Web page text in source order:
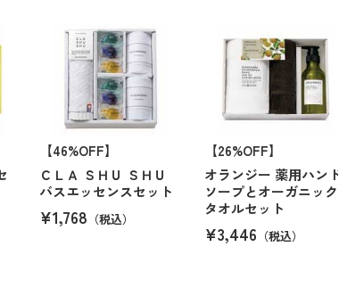
【46%OFF】
ＣＬＡ ＳＨＵ ＳＨＵ
バスエッセンスセット
¥1,768 （税込）
【26%OFF】
オランジー 薬用ハンド
ソープとオーガニック
タオルセット
¥3,446 （税込）